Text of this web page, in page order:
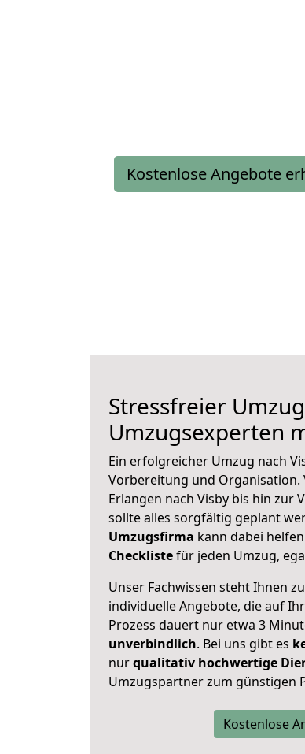
Kostenlose Angebote
Stressfreier
Umzugsexperten
Ein erfolgreicher Umzug nach
Vorbereitung und Organisation.
Erlangen nach Visby bis hin zur
sollte alles sorgfältig geplant
Umzugsfirma kann dabei
Checklistefür jeden Umzug,
Unser Fachwissen steht Ihnen
individuelle Angebote, die auf
Prozess dauert nur etwa 3
unverbindlich. Bei uns gibt es
nurqualitativ hochwertige
Umzugspartner zum günstigen
Kostenlose